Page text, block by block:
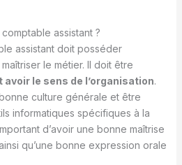
assistant ?
assistant doit posséder
le métier. Il doit être
le sens de l’organisation.
culture générale et être
informatiques spécifiques à la
d’avoir une bonne maîtrise
qu’une bonne expression orale